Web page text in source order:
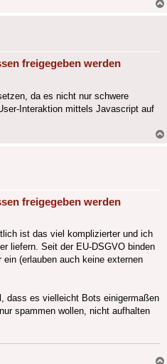
freigegeben werden
da es nicht nur schwere
Interaktion mittels Javascript auf
freigegeben werden
ist das viel komplizierter und ich
liefern. Seit der EU-DSGVO binden
(erlauben auch keine externen
dass es vielleicht Bots einigermaßen
spammen wollen, nicht aufhalten